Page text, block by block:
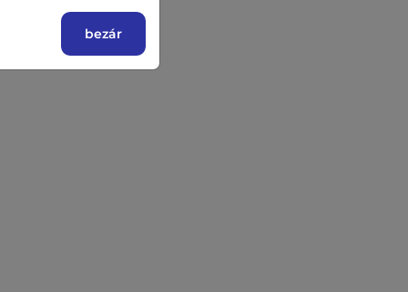
bezár